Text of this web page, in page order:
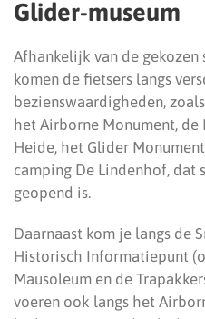
Glider-museum
Afhankelijk van de
komen de fietsers langs
bezienswaardigheden,
het Airborne Monument, de
Heide, het Glider
camping De Lindenhof, dat
geopend is.
Daarnaast kom je langs de
Historisch Informatiepunt
Mausoleum en de
voeren ook langs het